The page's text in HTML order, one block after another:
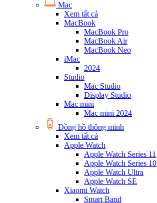
Mac
Xem tất cả
MacBook
MacBook Pro
MacBook Air
MacBook Neo
iMac
2024
Studio
Mac Studio
Display Studio
Mac mini
Mac mini 2024
Đồng hồ thông minh
Xem tất cả
Apple Watch
Apple Watch Series 11
Apple Watch Series 10
Apple Watch Ultra
Apple Watch SE
Xiaomi Watch
Smart Band